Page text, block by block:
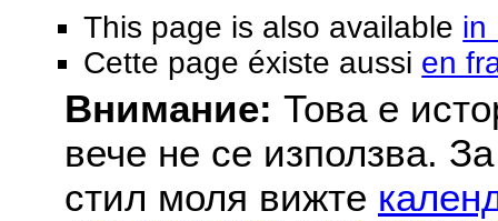
This page is also available in
Cette page éxiste aussi en
Внимание: Това е
вече не се използва.
стил моля вижте